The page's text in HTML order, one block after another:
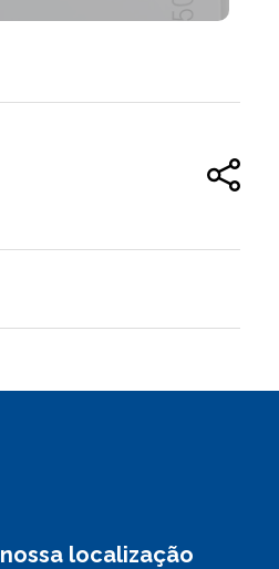
nossa localização